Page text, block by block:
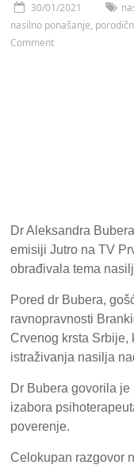
30/01/2021
nasilno ponašanje,
Comment
Dr Aleksandra
emisiji Jutro na TV
obrađivala tema
Pored dr Bubera,
ravnopravnosti
Crvenog krsta Srbije,
istraživanja nasilja
Dr Bubera govorila
izabora
poverenje.
Celokupan razgovor